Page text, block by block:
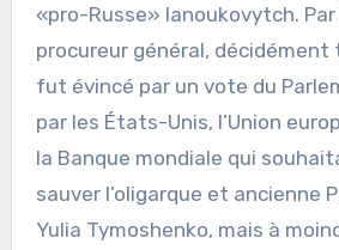
«pro-Russe» Ianoukovytch.
procureur général, décidément
fut évincé par un vote du
par les États-Unis, l’Union
la Banque mondiale qui
sauver l’oligarque et ancienne
Yulia Tymoshenko, mais à